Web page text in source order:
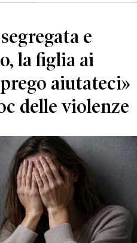
e
la figlia ai
aiutateci»
delle violenze